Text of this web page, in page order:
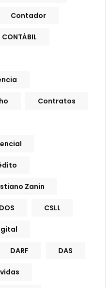
Contador
CONTÁBIL
Contratos
Zanin
CSLL
DARF DAS